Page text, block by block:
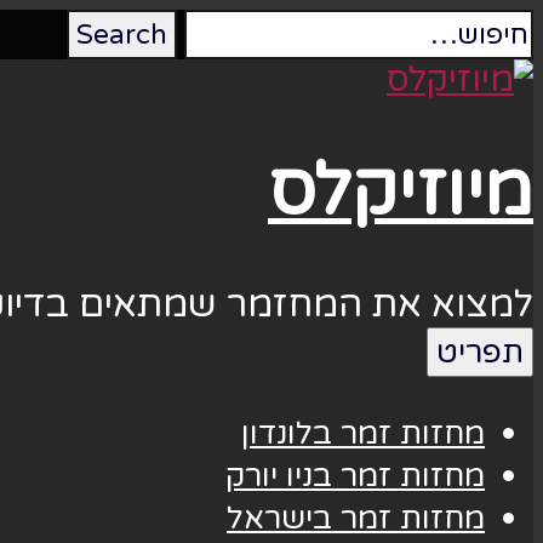
מיוזיקלס
למצוא את המחזמר שמתאים
תפריט
מחזות זמר בלונדון
מחזות זמר בניו יורק
מחזות זמר בישראל